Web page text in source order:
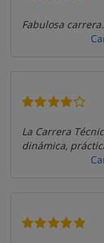
Fabulosa carrera.
La Carrera
dinámica,